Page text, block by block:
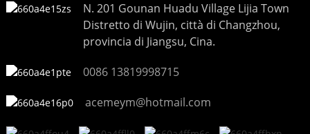
N. 201 Gounan Huadu Village Lijia Town
Distretto di Wujin, città di Changzhou,
provincia di Jiangsu, Cina.
0086 13819998715
acemeym@hotmail.com